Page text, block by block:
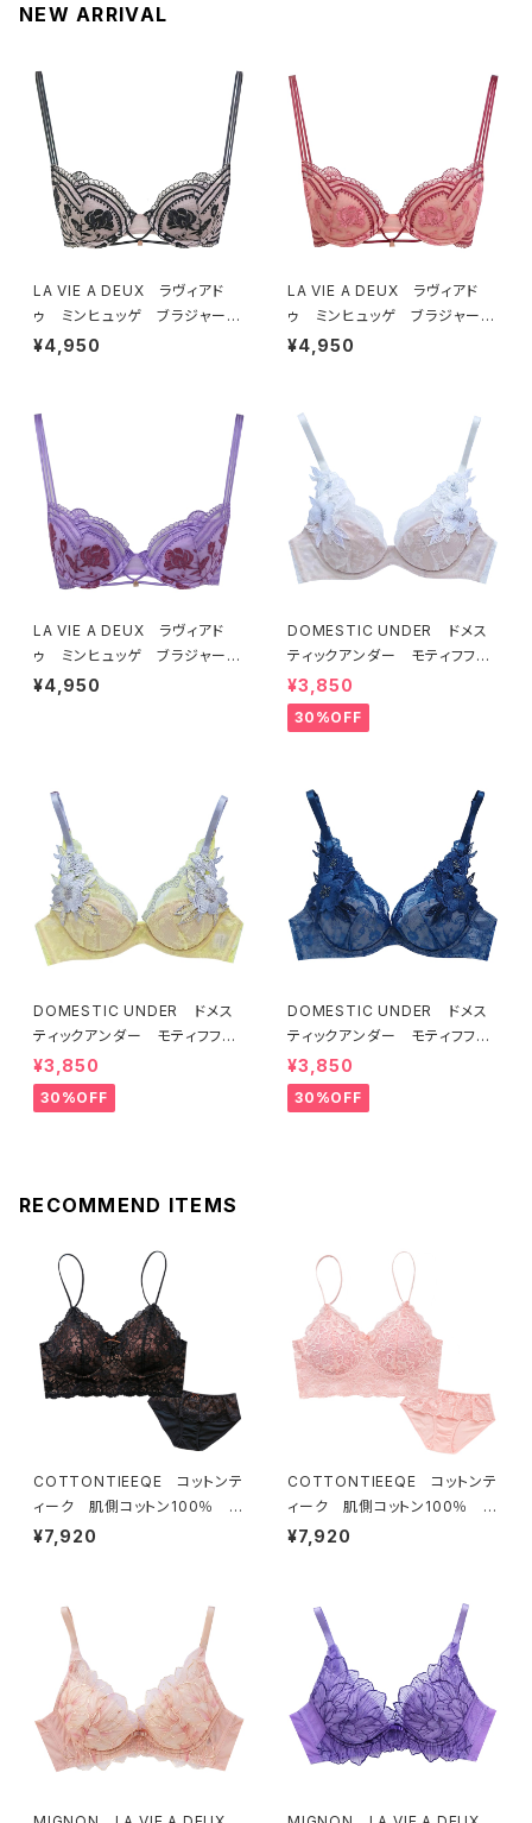
NEW ARRIVAL
LA VIE A DEUX ラヴィアド
ゥ ミンヒュッゲ ブラジャー
（ブラック）BRA BLACK 2249
¥4,950
LA VIE A DEUX ラヴィアド
ゥ ミンヒュッゲ ブラジャー
（ヒュッゲオレンジ）BRA HYGG
¥4,950
LA VIE A DEUX ラヴィアド
ゥ ミンヒュッゲ ブラジャー
（ライラック）BRA LILAC 2249
¥4,950
DOMESTIC UNDER ドメス
ティックアンダー モティフフル
ール ブラジャー（オフホワイ
ト）D2255
¥3,850
30%OFF
DOMESTIC UNDER ドメス
ティックアンダー モティフフル
ール ブラジャー（レモネード）
D2255 送料無料
¥3,850
30%OFF
DOMESTIC UNDER ドメス
ティックアンダー モティフフル
ール ブラジャー（ブルー）D22
55
¥3,850
30%OFF
RECOMMEND ITEMS
COTTONTIEEQE コットンテ
ィーク 肌側コットン100％ ソ
フトブラ ＆ ショーツセット（ブラ
¥7,920
COTTONTIEEQE コットンテ
ィーク 肌側コットン100％ ソ
フトブラ ＆ ショーツセット（ピー
¥7,920